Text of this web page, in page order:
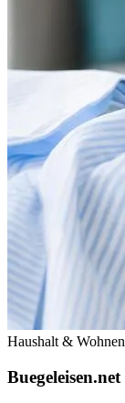
Haushalt & Wohnen
Buegeleisen.net